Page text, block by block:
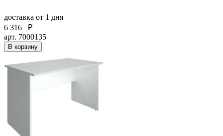
доставка от 1 дня
6 316
₽
арт. 7000135
В корзину